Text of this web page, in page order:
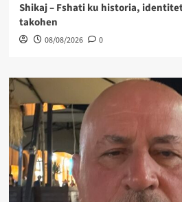
Shikaj – Fshati ku historia,
takohen
08/08/2026 0